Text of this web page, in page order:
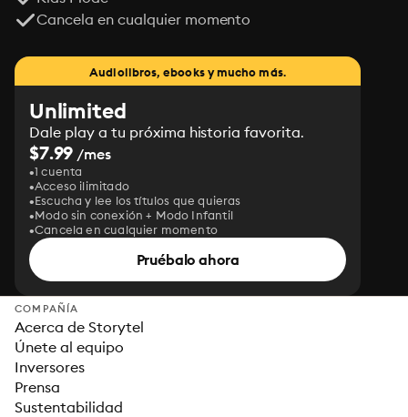
Cancela en cualquier momento
Audiolibros, ebooks y mucho más.
Unlimited
Dale play a tu próxima historia favorita.
$7.99 /mes
1 cuenta
Acceso ilimitado
Escucha y lee los títulos que quieras
Modo sin conexión + Modo Infantil
Cancela en cualquier momento
Pruébalo ahora
COMPAÑÍA
Acerca de Storytel
Únete al equipo
Inversores
Prensa
Sustentabilidad